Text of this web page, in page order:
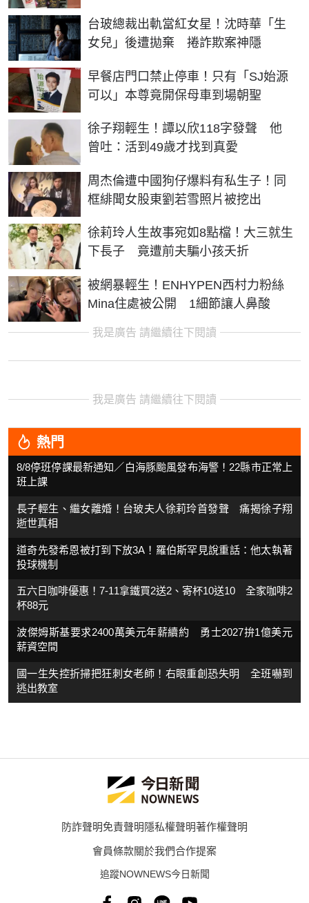
台玻總裁出軌當紅女星！沈時華「生
女兒」後遭拋棄 捲詐欺案神隱
早餐店門口禁止停車！只有「SJ始源
可以」本尊竟開保母車到場朝聖
徐子翔輕生！譚以欣118字發聲 他
曾吐：活到49歲才找到真愛
周杰倫遭中國狗仔爆料有私生子！同
框緋聞女股東劉若雪照片被挖出
徐莉玲人生故事宛如8點檔！大三就生
下長子 竟遭前夫騙小孩夭折
被網暴輕生！ENHYPEN西村力粉絲
Mina住處被公開 1細節讓人鼻酸
我是廣告 請繼續往下閱讀
我是廣告 請繼續往下閱讀
熱門
8/8停班停課最新通知／白海豚颱風發布海警！22縣市正常上
班上課
長子輕生、繼女離婚！台玻夫人徐莉玲首發聲 痛揭徐子翔
逝世真相
道奇先發希恩被打到下放3A！羅伯斯罕見說重話：他太執著
投球機制
五六日咖啡優惠！7-11拿鐵買2送2、寄杯10送10 全家咖啡2
杯88元
波傑姆斯基要求2400萬美元年薪續約 勇士2027拚1億美元
薪資空間
國一生失控折掃把狂刺女老師！右眼重創恐失明 全班嚇到
逃出教室
防詐聲明免責聲明隱私權聲明著作權聲明
會員條款關於我們合作提案
追蹤NOWNEWS今日新聞